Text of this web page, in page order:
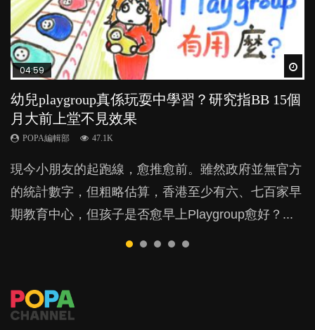
04:59
幼兒playgroup真係玩耍中學習？研究指BB 15個
月大前上堂不見效果
POPA編輯部 47.1K
現今小朋友的起跑線，愈推愈前。雖然政府並無官方
的統計數字，但粗略估算，香港至少有六、七百家早
期教育中心，但孩子是否愈早上Playgroup愈好？...
03:39
幼稚園遊戲課 如何刺激幼兒自發學習取代獎勵
與懲罰？
POPA編輯部 33.1K
由美國學者所創的 tools of the mind 課程，學生以遊
戲方式學習，學術能力和自制能力亦明顯比其他小朋
友優勝，到底這課程有何特別之處？...
03:02
老公患產後憂鬱症對BB的影響
POPA編輯部 15.9K
鬱，影響日常生活，嚴重的甚至會有自殺，或傷害小
朋友的念頭。但為何爸爸患上產後抑鬱往往難以察
覺？...
04:06
全職好？在職好？｜全職媽媽與在職媽媽的壓
力與價值
POPA編輯部 25.8K
許多媽媽心底可能都有一刻掙扎過：究竟全職好，還
是在職好。雖說每個家庭都有自己的獨特狀況和考慮
因素，但原來全職和在職媽媽所養育的子女其實都各
04:18
凡事以BB為中心，就係好爸媽？｜別忽視父母
的身心虛耗
POPA編輯部 31.5K
父母日夜無間、身心俱疲地照顧BB，如何做到正向
教養？部份父母更會為了小朋友放棄自己的嗜好、減
少出席朋友聚會等等，你以為會換來美好的親子關
係，有助小朋友成長，但原來父母身心虛耗對孩子的